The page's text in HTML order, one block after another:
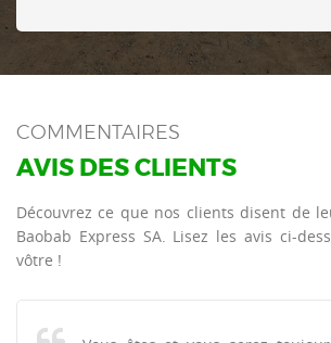
COMMENTAIRES
AVIS DES CLIENTS
Découvrez ce que nos clients disent de
Baobab Express SA. Lisez les avis ci-
vôtre !